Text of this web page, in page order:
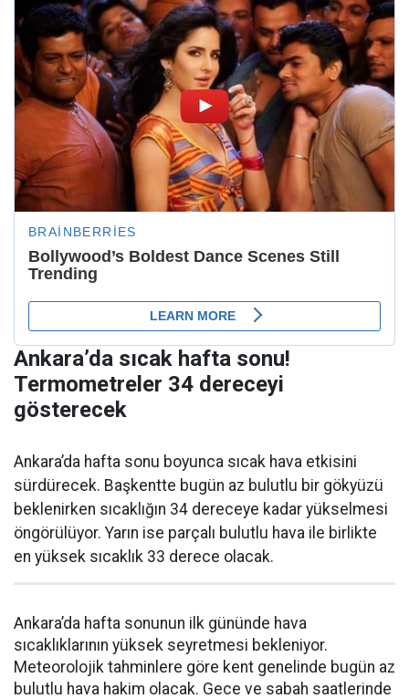
Ankara’da sıcak hafta sonu!
Termometreler 34 dereceyi
gösterecek
Ankara’da hafta sonu boyunca sıcak hava etkisini
sürdürecek. Başkentte bugün az bulutlu bir gökyüzü
beklenirken sıcaklığın 34 dereceye kadar yükselmesi
öngörülüyor. Yarın ise parçalı bulutlu hava ile birlikte
en yüksek sıcaklık 33 derece olacak.
Ankara’da hafta sonunun ilk gününde hava
sıcaklıklarının yüksek seyretmesi bekleniyor.
Meteorolojik tahminlere göre kent genelinde bugün az
bulutlu hava hakim olacak. Gece ve sabah saatlerinde